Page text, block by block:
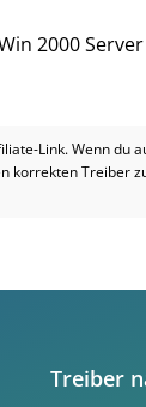
2000 Server
Link. Wenn du
korrekten Treiber
Treiber